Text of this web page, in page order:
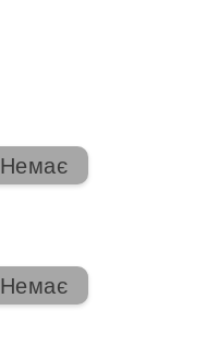
Немає
Немає